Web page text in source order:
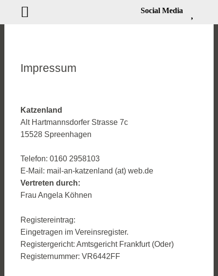
Impressum
Katzenland
Alt Hartmannsdorfer Strasse 7c
15528 Spreenhagen
Telefon: 0160 2958103
E-Mail: mail-an-katzenland (at) web.de
Vertreten durch:
Frau Angela Köhnen
Registereintrag:
Eingetragen im Vereinsregister.
Registergericht: Amtsgericht Frankfurt (Oder)
Registernummer: VR6442FF
Social Media